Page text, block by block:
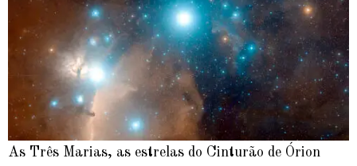
As Três Marias, as estrelas do Cinturão de Órion